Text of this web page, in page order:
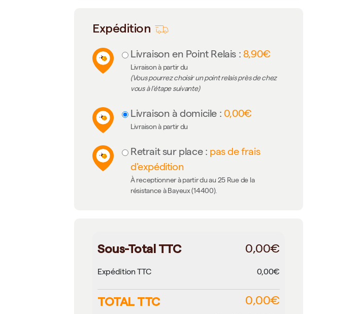
Expédition
Livraison en Point Relais : 8,90€
Livraison à partir du
(Vous pourrez choisir un point relais près de chez
vous à l'étape suivante)
Livraison à domicile : 0,00€
Livraison à partir du
Retrait sur place : pas de frais
d'expédition
À receptionner à partir du au 25 Rue de la
résistance à Bayeux (14400).
Sous-Total TTC 0,00€
Expédition TTC 0,00€
TOTAL TTC 0,00€